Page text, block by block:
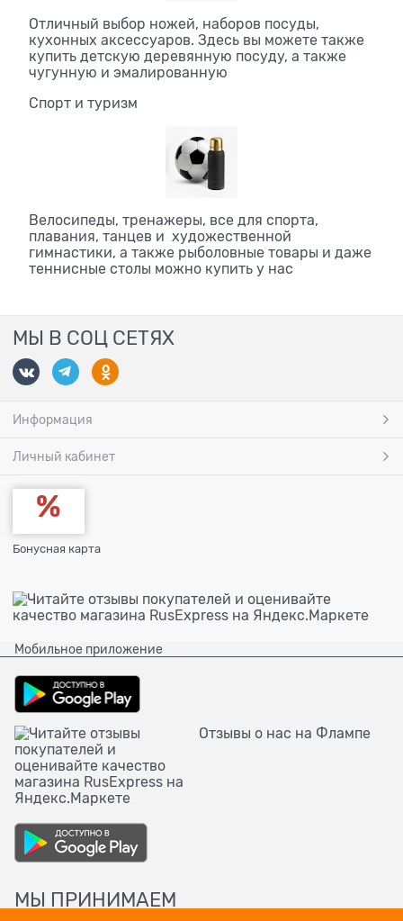
Отличный выбор ножей, наборов посуды,
кухонных аксессуаров. Здесь вы можете также
купить детскую деревянную посуду, а также
чугунную и эмалированную
Спорт и туризм
Велосипеды, тренажеры, все для спорта,
плавания, танцев и художественной
гимнастики, а также рыболовные товары и даже
теннисные столы можно купить у нас
МЫ В СОЦ СЕТЯХ
Информация
Личный кабинет
Бонусная карта
Мобильное приложение
Отзывы о нас на Флампе
МЫ ПРИНИМАЕМ